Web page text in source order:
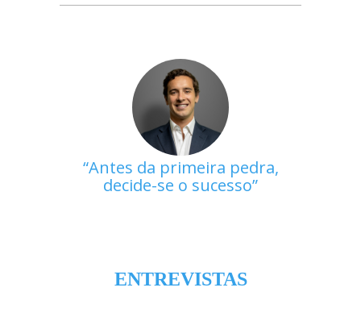
Antes da primeira pedra,
decide-se o sucesso
ENTREVISTAS